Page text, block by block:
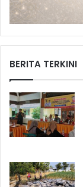
BERITA TERKINI